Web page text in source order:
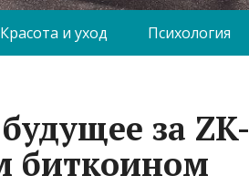
Красота и уход Психология
за ZK-
биткоином